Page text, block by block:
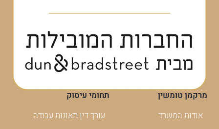
מרקמן טומשין
אודות המשרד
תחומי עיסוק
עורך דין תאונות עבודה